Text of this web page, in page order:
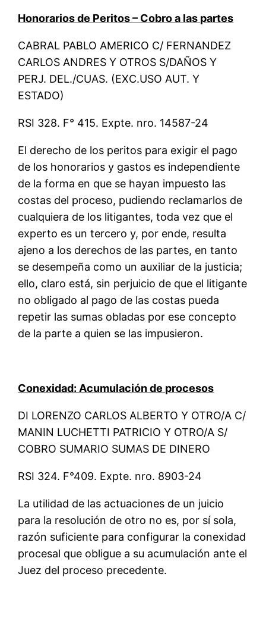
Honorarios de Peritos – Cobro a las partes
CABRAL PABLO AMERICO C/ FERNANDEZ
CARLOS ANDRES Y OTROS S/DAÑOS Y
PERJ. DEL./CUAS. (EXC.USO AUT. Y
ESTADO)
RSI 328. F° 415. Expte. nro. 14587-24
El derecho de los peritos para exigir el pago
de los honorarios y gastos es independiente
de la forma en que se hayan impuesto las
costas del proceso, pudiendo reclamarlos de
cualquiera de los litigantes, toda vez que el
experto es un tercero y, por ende, resulta
ajeno a los derechos de las partes, en tanto
se desempeña como un auxiliar de la justicia;
ello, claro está, sin perjuicio de que el litigante
no obligado al pago de las costas pueda
repetir las sumas obladas por ese concepto
de la parte a quien se las impusieron.
Conexidad: Acumulación de procesos
DI LORENZO CARLOS ALBERTO Y OTRO/A C/
MANIN LUCHETTI PATRICIO Y OTRO/A S/
COBRO SUMARIO SUMAS DE DINERO
RSI 324. F°409. Expte. nro. 8903-24
La utilidad de las actuaciones de un juicio
para la resolución de otro no es, por sí sola,
razón suficiente para configurar la conexidad
procesal que obligue a su acumulación ante el
Juez del proceso precedente.